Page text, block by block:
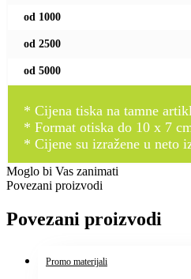
od 1000
od 2500
od 5000
* Cijena tiska na tamne
* Format otiska do 10 x 7
* Cijene su izražene u neto
Moglo bi Vas zanimati
Povezani proizvodi
Povezani proizvodi
Promo materijali